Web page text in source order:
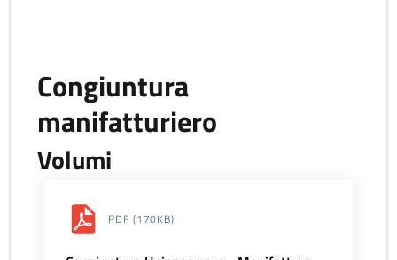
Congiuntura
manifatturiero
Volumi
PDF (170KB)